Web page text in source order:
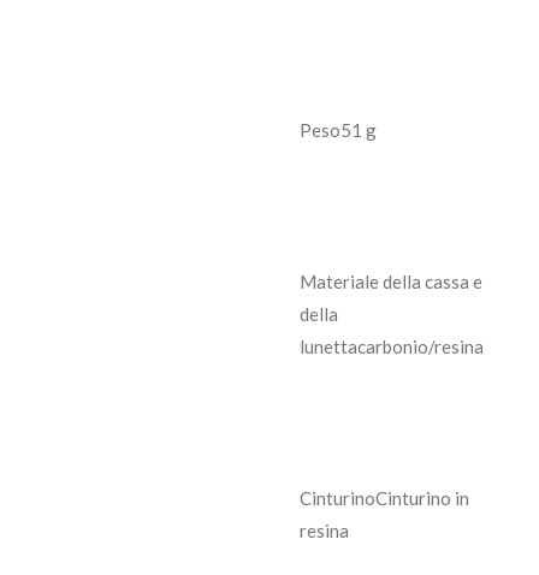
Peso51 g
Materiale della cassa e
della
lunettacarbonio/resina
CinturinoCinturino in
resina